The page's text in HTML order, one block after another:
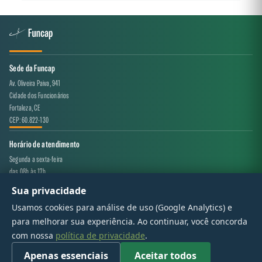
Sede da Funcap
Av. Oliveira Paiva, 941
Cidade dos Funcionários
Fortaleza, CE
CEP: 60.822-130
Horário de atendimento
Segunda a sexta-feira
das 08h às 17h
Canal de atendimento
projeto.avaliacao@funcap.ce.gov.br
© 2017 - 2026 — Governo do Estado do Ceará | Todos os direitos reservados
Sua privacidade
Usamos cookies para análise de uso (Google Analytics) e
para melhorar sua experiência. Ao continuar, você concorda
com nossa política de privacidade.
Apenas essenciais Aceitar todos